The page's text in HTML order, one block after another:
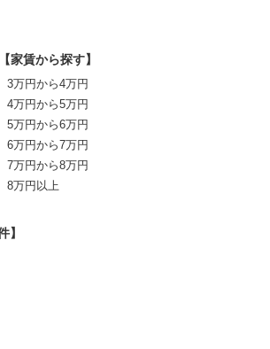
【家賃から探す】
3万円から4万円
4万円から5万円
5万円から6万円
6万円から7万円
7万円から8万円
8万円以上
】